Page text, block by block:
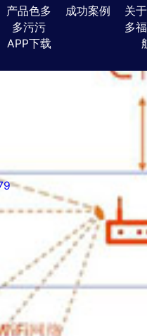
多视频色版,
产品色多
多污污
APP下载
成功案例
关
多